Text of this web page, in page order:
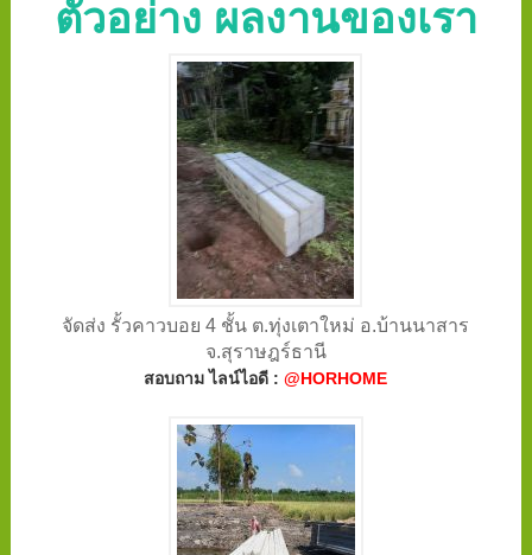
ตัวอย่าง ผลงานของเรา
จัดส่ง รั้วคาวบอย 4 ชั้น ต.ทุ่งเตาใหม่ อ.บ้านนาสาร
จ.สุราษฎร์ธานี
สอบถาม ไลน์ไอดี :@HORHOME